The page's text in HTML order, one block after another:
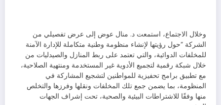
وخلال الاجتماع، استمعت د. منال عوض إلى عرض تفصيلي من
الشركة “حول رؤيتها لإنشاء منظومة وطنية متكاملة للإدارة الآمنة
للمخلفات الدوائية، والتي تعتمد على ربط المنازل والصيدليات من
خلال شبكة رقمية لتجميع الأدوية غير المستخدمة ومنتهية الصلاحية،
مع تطبيق برامج تحفيزية للمواطنين لتشجيع المشاركة في
المنظومة، بما يضمن جمع تلك المخلفات ونقلها وفرزها والتخلص
منها وفقًا للاشتراطات البيئية والصحية، تحت إشراف الجهات